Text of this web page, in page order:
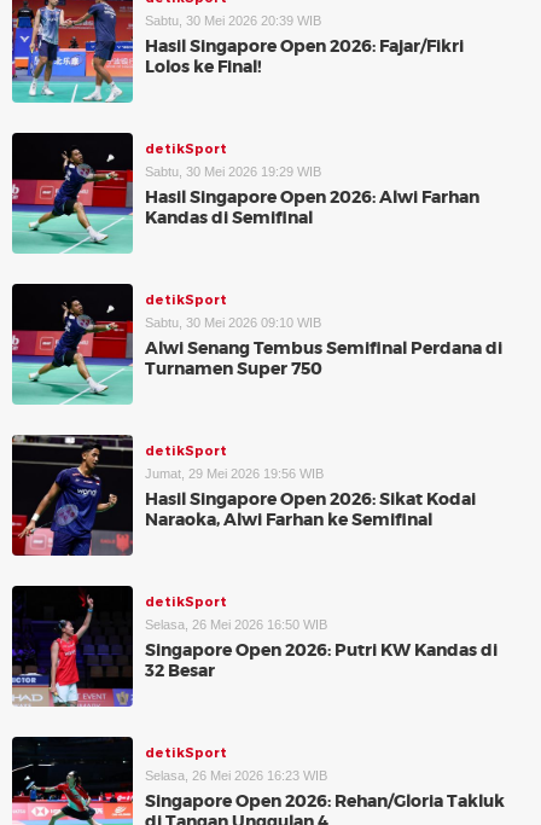
Sabtu, 30 Mei 2026 20:39 WIB
Hasil Singapore Open 2026: Fajar/Fikri
Lolos ke Final!
detikSport
Sabtu, 30 Mei 2026 19:29 WIB
Hasil Singapore Open 2026: Alwi Farhan
Kandas di Semifinal
detikSport
Sabtu, 30 Mei 2026 09:10 WIB
Alwi Senang Tembus Semifinal Perdana di
Turnamen Super 750
detikSport
Jumat, 29 Mei 2026 19:56 WIB
Hasil Singapore Open 2026: Sikat Kodai
Naraoka, Alwi Farhan ke Semifinal
detikSport
Selasa, 26 Mei 2026 16:50 WIB
Singapore Open 2026: Putri KW Kandas di
32 Besar
detikSport
Selasa, 26 Mei 2026 16:23 WIB
Singapore Open 2026: Rehan/Gloria Takluk